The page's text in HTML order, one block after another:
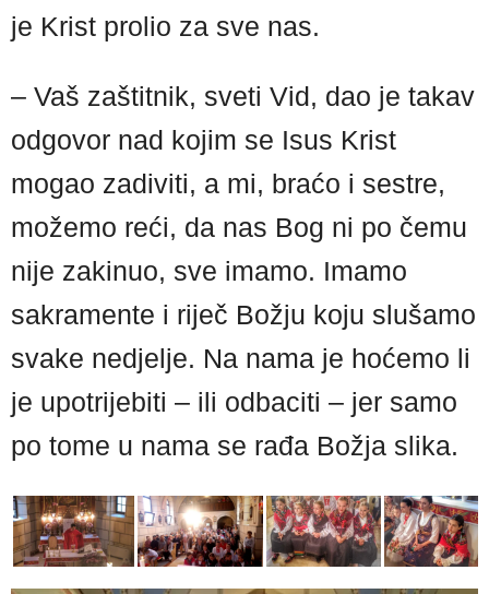
je Krist prolio za sve nas.
– Vaš zaštitnik, sveti Vid, dao je takav
odgovor nad kojim se Isus Krist
mogao zadiviti, a mi, braćo i sestre,
možemo reći, da nas Bog ni po čemu
nije zakinuo, sve imamo. Imamo
sakramente i riječ Božju koju slušamo
svake nedjelje. Na nama je hoćemo li
je upotrijebiti – ili odbaciti – jer samo
po tome u nama se rađa Božja slika.